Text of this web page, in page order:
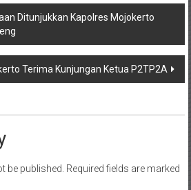
Ditunjukkan Kapolres Mojokerto
Terima Kunjungan Ketua P2TP2A
be published. Required fields are marked